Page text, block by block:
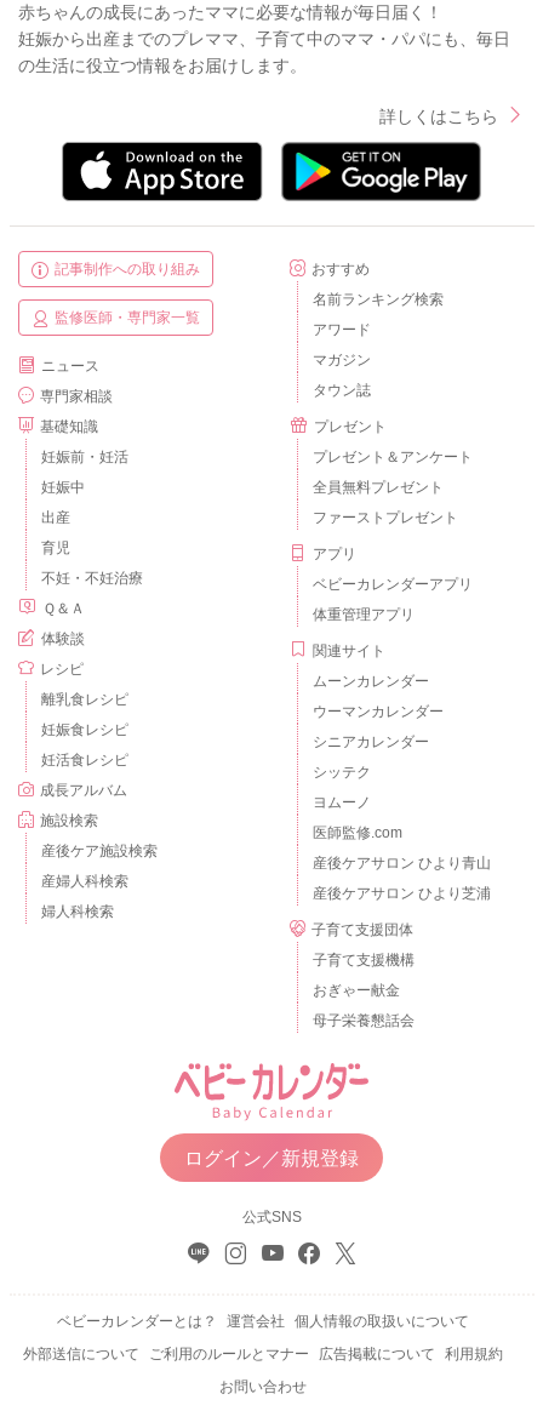
赤ちゃんの成長にあったママに必要な情報が毎日届く！
妊娠から出産までのプレママ、子育て中のママ・パパにも、毎日
の生活に役立つ情報をお届けします。
詳しくはこちら
記事制作への取り組み
監修医師・専門家一覧
ニュース
専門家相談
基礎知識
妊娠前・妊活
妊娠中
出産
育児
不妊・不妊治療
Ｑ＆Ａ
体験談
レシピ
離乳食レシピ
妊娠食レシピ
妊活食レシピ
成長アルバム
施設検索
産後ケア施設検索
産婦人科検索
婦人科検索
おすすめ
名前ランキング検索
アワード
マガジン
タウン誌
プレゼント
プレゼント＆アンケート
全員無料プレゼント
ファーストプレゼント
アプリ
ベビーカレンダーアプリ
体重管理アプリ
関連サイト
ムーンカレンダー
ウーマンカレンダー
シニアカレンダー
シッテク
ヨムーノ
医師監修.com
産後ケアサロン ひより青山
産後ケアサロン ひより芝浦
子育て支援団体
子育て支援機構
おぎゃー献金
母子栄養懇話会
ログイン／新規登録
公式SNS
ベビーカレンダーとは？ 運営会社
個人情報の取扱いについて
外部送信について
ご利用のルールとマナー 広告掲載について
利用規約
お問い合わせ